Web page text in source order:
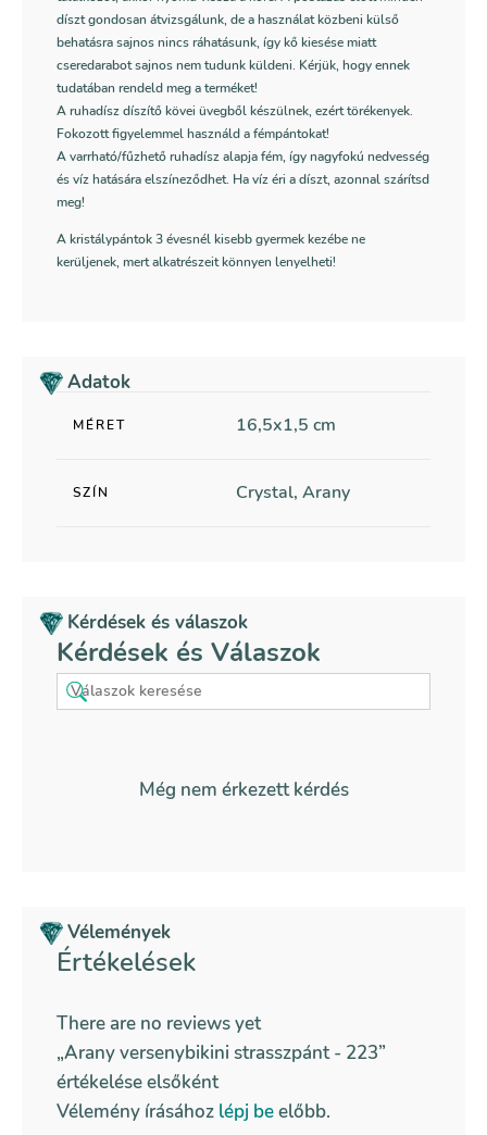
díszt gondosan átvizsgálunk, de a használat közbeni külső
behatásra sajnos nincs ráhatásunk, így kő kiesése miatt
cseredarabot sajnos nem tudunk küldeni. Kérjük, hogy ennek
tudatában rendeld meg a terméket!
A ruhadísz díszítő kövei üvegből készülnek, ezért törékenyek.
Fokozott figyelemmel használd a fémpántokat!
A varrható/fűzhető ruhadísz alapja fém, így nagyfokú nedvesség
és víz hatására elszíneződhet. Ha víz éri a díszt, azonnal szárítsd
meg!
A kristálypántok 3 évesnél kisebb gyermek kezébe ne
kerüljenek, mert alkatrészeit könnyen lenyelheti!
Adatok
MÉRET 16,5x1,5 cm
SZÍN Crystal, Arany
Kérdések és válaszok
Kérdések és Válaszok
Még nem érkezett kérdés
Vélemények
Értékelések
There are no reviews yet
„Arany versenybikini strasszpánt - 223”
értékelése elsőként
Vélemény írásához lépj beelőbb.